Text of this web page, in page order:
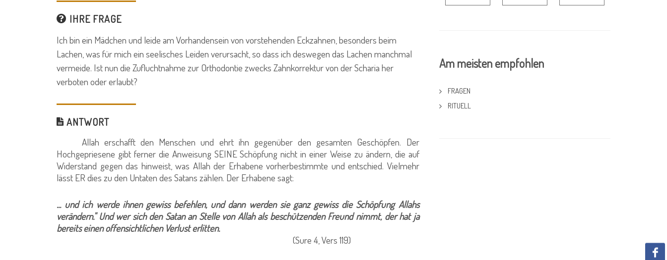
IHRE FRAGE
Ich bin ein Mädchen und leide am Vorhandensein von vorstehenden Eckzahnen, besonders beim
Lachen, was für mich ein seelisches Leiden verursacht, so dass ich deswegen das Lachen manchmal
vermeide. Ist nun die Zufluchtnahme zur Orthodontie zwecks Zahnkorrektur von der Scharia her
verboten oder erlaubt?
ANTWORT
Allah erschafft den Menschen und ehrt ihn gegenüber den gesamten Geschöpfen. Der
Hochgepriesene gibt ferner die Anweisung SEINE Schöpfung nicht in einer Weise zu ändern, die auf
Widerstand gegen das hinweist, was Allah der Erhabene vorherbestimmte und entschied. Vielmehr
lässt ER dies zu den Untaten des Satans zählen. Der Erhabene sagt:
... und ich werde ihnen gewiss befehlen, und dann werden sie ganz gewiss die Schöpfung Allahs
verändern." Und wer sich den Satan an Stelle von Allah als beschützenden Freund nimmt, der hat ja
bereits einen offensichtlichen Verlust erlitten.
(Sure 4, Vers 119)
Am meisten empfohlen
FRAGEN
RITUELL